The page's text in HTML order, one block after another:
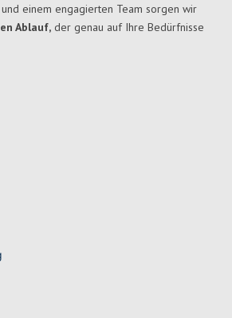
einem engagierten Team sorgen wir
Ablauf, der genau auf Ihre Bedürfnisse